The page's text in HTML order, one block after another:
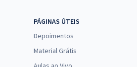
PÁGINAS ÚTEIS
Depoimentos
Material Grátis